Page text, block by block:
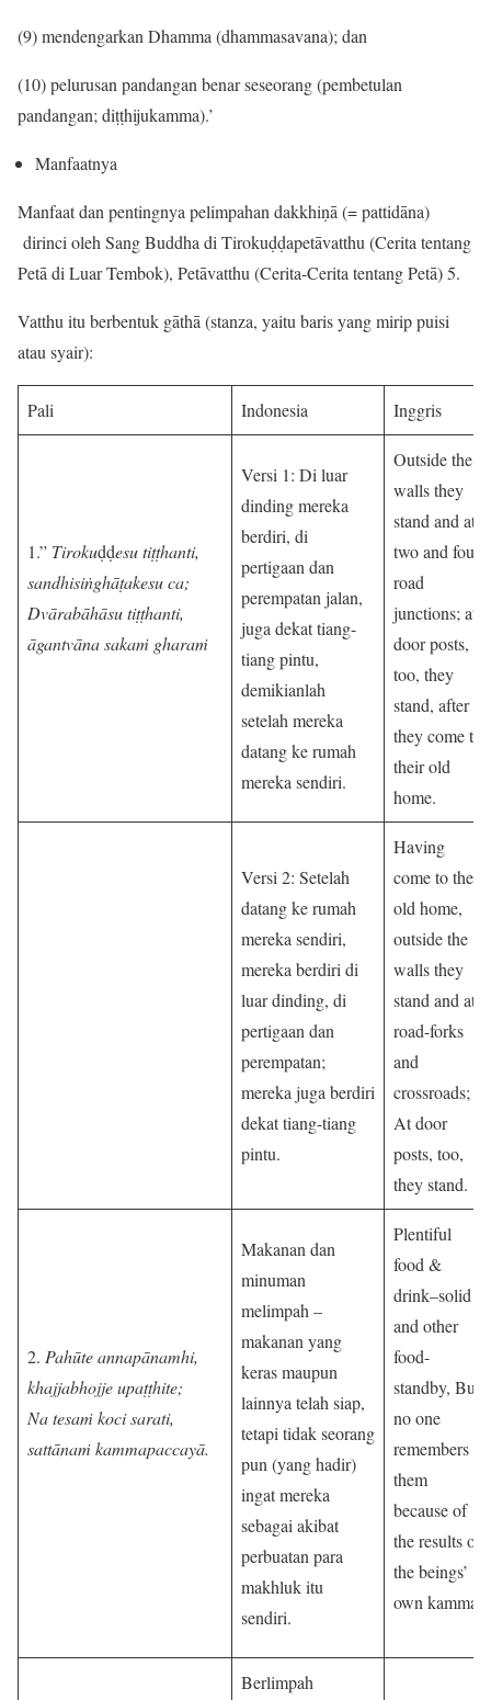
(9) mendengarkan Dhamma (dhammasavana); dan
(10) pelurusan pandangan benar seseorang (pembetulan
pandangan; diṭṭhijukamma).’
Manfaatnya
Manfaat dan pentingnya pelimpahan dakkhiṇā (= pattidāna)
dirinci oleh Sang Buddha di Tirokuḍḍapetāvatthu (Cerita tentang
Petā di Luar Tembok), Petāvatthu (Cerita-Cerita tentang Petā) 5.
Vatthu itu berbentuk gāthā (stanza, yaitu baris yang mirip puisi
atau syair):
Pali Indonesia Inggris
1.” Tirokuḍḍesu tiṭṭhanti,
sandhisiṅghāṭakesu ca;
Dvārabāhāsu tiṭṭhanti,
āgantvāna sakaṁ gharaṁ
Versi 1: Di luar
dinding mereka
berdiri, di
pertigaan dan
perempatan jalan,
juga dekat tiang-
tiang pintu,
demikianlah
setelah mereka
datang ke rumah
mereka sendiri.
Outside the
walls they
stand and at
two and four-
road
junctions; at
door posts,
too, they
stand, after
they come to
their old
home.
Versi 2: Setelah
datang ke rumah
mereka sendiri,
mereka berdiri di
luar dinding, di
pertigaan dan
perempatan;
mereka juga berdiri
dekat tiang-tiang
pintu.
Having
come to their
old home,
outside the
walls they
stand and at
road-forks
and
crossroads;
At door
posts, too,
they stand.
2. Pahūte annapānamhi,
khajjabhojje upaṭṭhite;
Na tesaṁ koci sarati,
sattānaṁ kammapaccayā.
Makanan dan
minuman
melimpah –
makanan yang
keras maupun
lainnya telah siap,
tetapi tidak seorang
pun (yang hadir)
ingat mereka
sebagai akibat
perbuatan para
makhluk itu
sendiri.
Plentiful
food &
drink–solid
and other
food-
standby, But
no one
remembers
them
because of
the results of
the beings’
own kamma
Berlimpah